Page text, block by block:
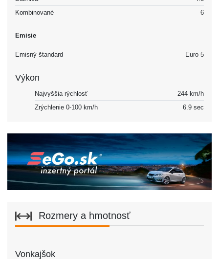
Kombinované
6
Emisie
Emisný štandard Euro 5
Výkon
Najvyššia rýchlosť
244 km/h
Zrýchlenie 0-100 km/h
6.9 sec
Rozmery a hmotnosť
Vonkajšok